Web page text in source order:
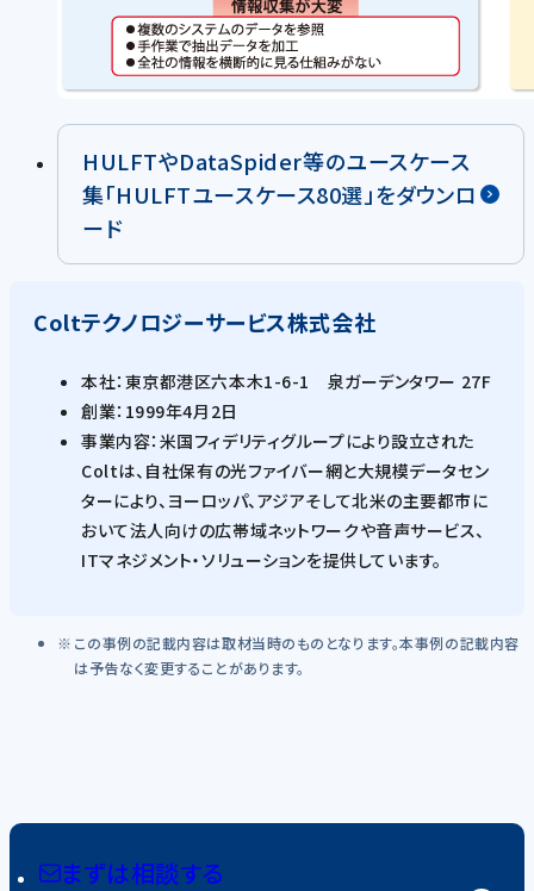
HULFTやDataSpider等のユースケース
集「HULFTユースケース80選」をダウンロ
ード
Coltテクノロジーサービス株式会社
本社：東京都港区六本木1-6-1 泉ガーデンタワー 27F
創業：1999年4月2日
事業内容：米国フィデリティグループにより設立された
Coltは、自社保有の光ファイバー網と大規模データセン
ターにより、ヨーロッパ、アジアそして北米の主要都市に
おいて法人向けの広帯域ネットワークや音声サービス、
ITマネジメント・ソリューションを提供しています。
この事例の記載内容は取材当時のものとなります。本事例の記載内容
は予告なく変更することがあります。
まずは相談する